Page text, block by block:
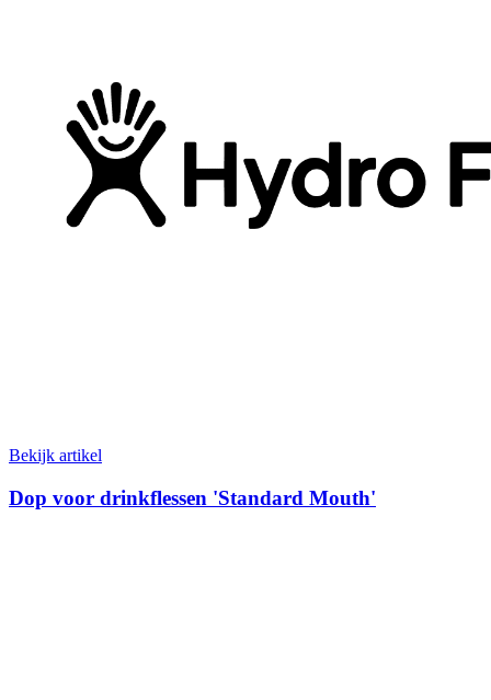
Bekijk artikel
Dop voor drinkflessen 'Standard Mouth'